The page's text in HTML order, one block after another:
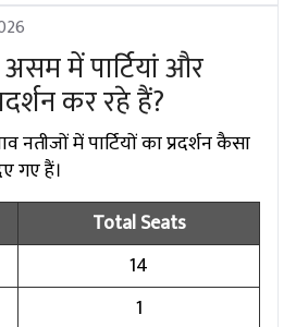
असम में पार्टियां और
कर रहे हैं?
में पार्टियों का प्रदर्शन कैसा
गए हैं।
Total Seats
14
1